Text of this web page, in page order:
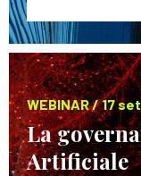
WEBINAR / 17
La
Artificiale